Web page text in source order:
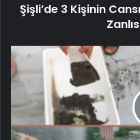
Şişli’de 3 Kişinin